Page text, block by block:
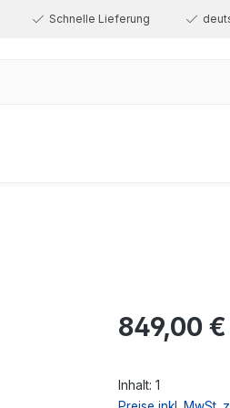
Schnelle Lieferung
Regulärer Preis:
849,00 €
Inhalt: 1